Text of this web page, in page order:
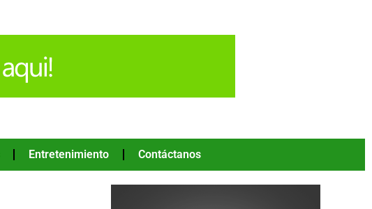
Entretenimiento Contáctanos